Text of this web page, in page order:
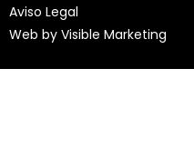
Aviso Legal
Web by Visible Marketing